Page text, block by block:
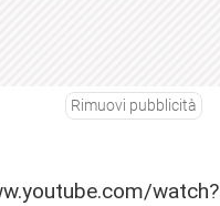
Rimuovi pubblicità
watch?